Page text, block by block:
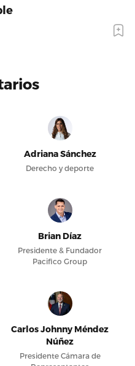
Adriana Sánchez
Derecho y deporte
Brian Díaz
Presidente & Fundador
Pacifico Group
Carlos Johnny Méndez
Núñez
Presidente Cámara de